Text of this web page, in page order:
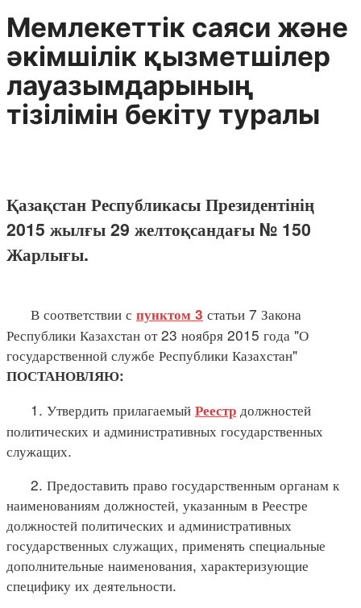
Мемлекеттік саяси және
әкімшілік қызметшілер
лауазымдарының
тізілімін бекіту туралы
Қазақстан Республикасы Президентінің
2015 жылғы 29 желтоқсандағы № 150
Жарлығы.
В соответствии с пунктом 3 статьи 7 Закона
Республики Казахстан от 23 ноября 2015 года "О
государственной службе Республики Казахстан"
ПОСТАНОВЛЯЮ:
1. Утвердить прилагаемый Реестр должностей
политических и административных государственных
служащих.
2. Предоставить право государственным органам к
наименованиям должностей, указанным в Реестре
должностей политических и административных
государственных служащих, применять специальные
дополнительные наименования, характеризующие
специфику их деятельности.